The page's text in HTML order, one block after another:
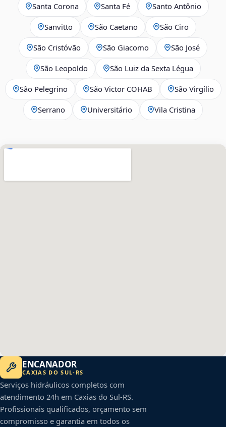
Santa Corona Santa Fé Santo Antônio
Sanvitto São Caetano São Ciro
São Cristóvão São Giacomo São José
São Leopoldo São Luiz da Sexta Légua
São Pelegrino São Victor COHAB São Virgílio
Serrano Universitário Vila Cristina
ENCANADOR
CAXIAS DO SUL- RS
Serviços hidráulicos completos com
atendimento 24h em Caxias do Sul-RS.
Profissionais qualificados, orçamento sem
compromisso e garantia em todos os